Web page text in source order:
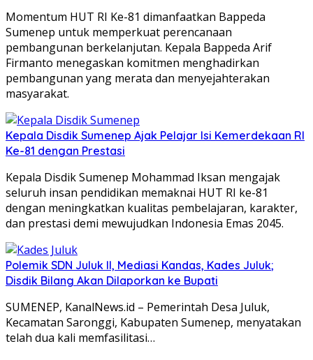
Momentum HUT RI Ke-81 dimanfaatkan Bappeda
Sumenep untuk memperkuat perencanaan
pembangunan berkelanjutan. Kepala Bappeda Arif
Firmanto menegaskan komitmen menghadirkan
pembangunan yang merata dan menyejahterakan
masyarakat.
Kepala Disdik Sumenep Ajak Pelajar Isi Kemerdekaan RI
Ke-81 dengan Prestasi
Kepala Disdik Sumenep Mohammad Iksan mengajak
seluruh insan pendidikan memaknai HUT RI ke-81
dengan meningkatkan kualitas pembelajaran, karakter,
dan prestasi demi mewujudkan Indonesia Emas 2045.
Polemik SDN Juluk II, Mediasi Kandas, Kades Juluk;
Disdik Bilang Akan Dilaporkan ke Bupati
SUMENEP, KanalNews.id – Pemerintah Desa Juluk,
Kecamatan Saronggi, Kabupaten Sumenep, menyatakan
telah dua kali memfasilitasi…